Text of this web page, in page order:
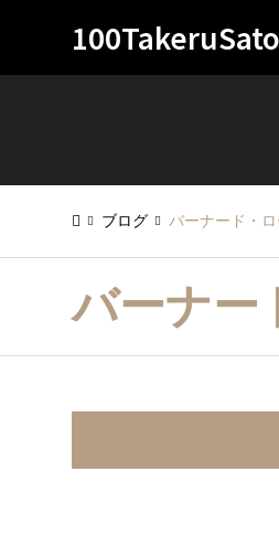
ブログ バーナード・
バーナー